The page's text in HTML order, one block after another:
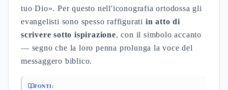
tuo Dio». Per questo nell'iconografia ortodossa gli
evangelisti sono spesso raffigurati in atto di
scrivere sotto ispirazione, con il simbolo accanto
— segno che la loro penna prolunga la voce del
messaggero biblico.
FONTI: